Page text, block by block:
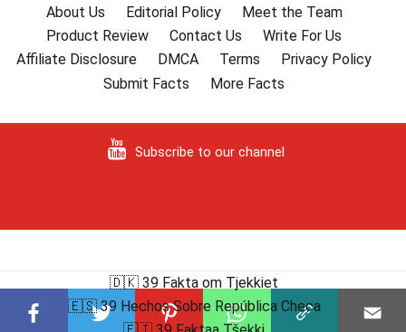
About Us Editorial Policy
Meet the Team
Product Review
Contact Us
Write For Us
Affiliate Disclosure
DMCA Terms
Privacy Policy
Submit Facts
More Facts
Subscribe to our channel
🇩🇰 39 Fakta om Tjekkiet
🇪🇸 39 Hechos Sobre República Checa